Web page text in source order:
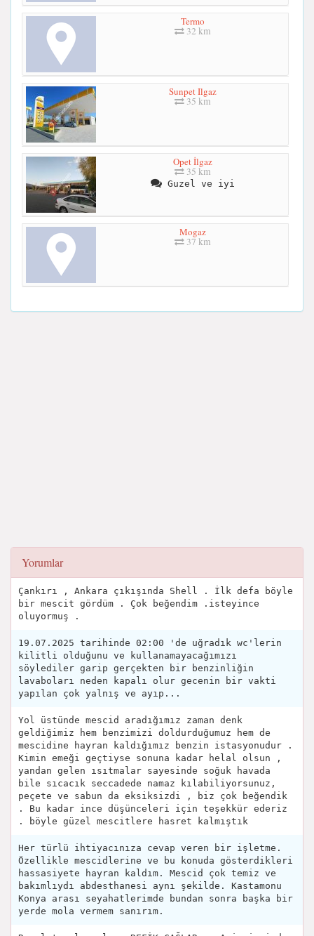
Termo
32 km
Sunpet Ilgaz
35 km
Opet İlgaz
35 km
Guzel ve iyi
Mogaz
37 km
Yorumlar
Çankırı , Ankara çıkışında Shell . İlk defa böyle
bir mescit gördüm . Çok beğendim .isteyince
oluyormuş .
19.07.2025 tarihinde 02:00 'de uğradık wc'lerin
kilitli olduğunu ve kullanamayacağımızı
söylediler garip gerçekten bir benzinliğin
lavaboları neden kapalı olur gecenin bir vakti
yapılan çok yalnış ve ayıp...
Yol üstünde mescid aradığımız zaman denk
geldiğimiz hem benzimizi doldurduğumuz hem de
mescidine hayran kaldığımız benzin istasyonudur .
Kimin emeği geçtiyse sonuna kadar helal olsun ,
yandan gelen ısıtmalar sayesinde soğuk havada
bile sıcacık seccadede namaz kılabiliyorsunuz,
peçete ve sabun da eksiksizdi , biz çok beğendik
. Bu kadar ince düşünceleri için teşekkür ederiz
. böyle güzel mescitlere hasret kalmıştık
Her türlü ihtiyacınıza cevap veren bir işletme.
Özellikle mescidlerine ve bu konuda gösterdikleri
hassasiyete hayran kaldım. Mescid çok temiz ve
bakımlıydı abdesthanesi aynı şekilde. Kastamonu
Konya arası seyahatlerimde bundan sonra başka bir
yerde mola vermem sanırım.